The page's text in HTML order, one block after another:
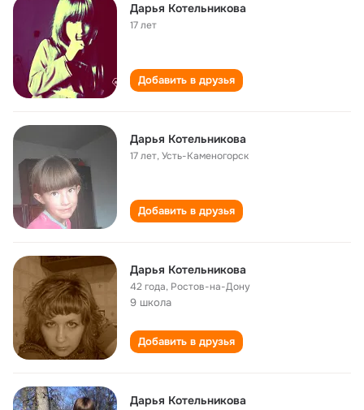
Дарья Котельникова
17 лет
Добавить в друзья
Дарья Котельникова
17 лет,Усть-Каменогорск
Добавить в друзья
Дарья Котельникова
42 года, Ростов-на-Дону
9 школа
Добавить в друзья
Дарья Котельникова